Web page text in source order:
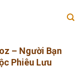
– Người Bạn
Phiêu Lưu